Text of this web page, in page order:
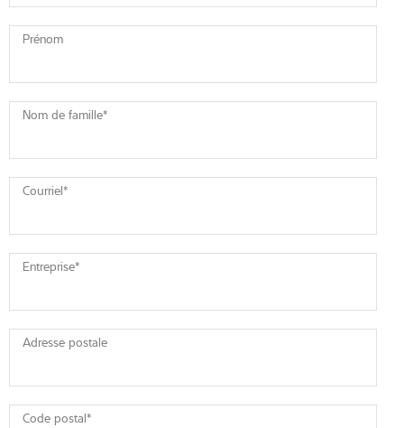
Prénom
Nom de famille*
Courriel*
Entreprise*
Adresse postale
Code postal*